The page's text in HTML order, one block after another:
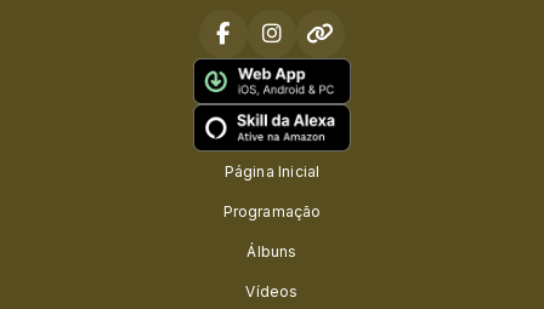
Página Inicial
Programação
Álbuns
Vídeos